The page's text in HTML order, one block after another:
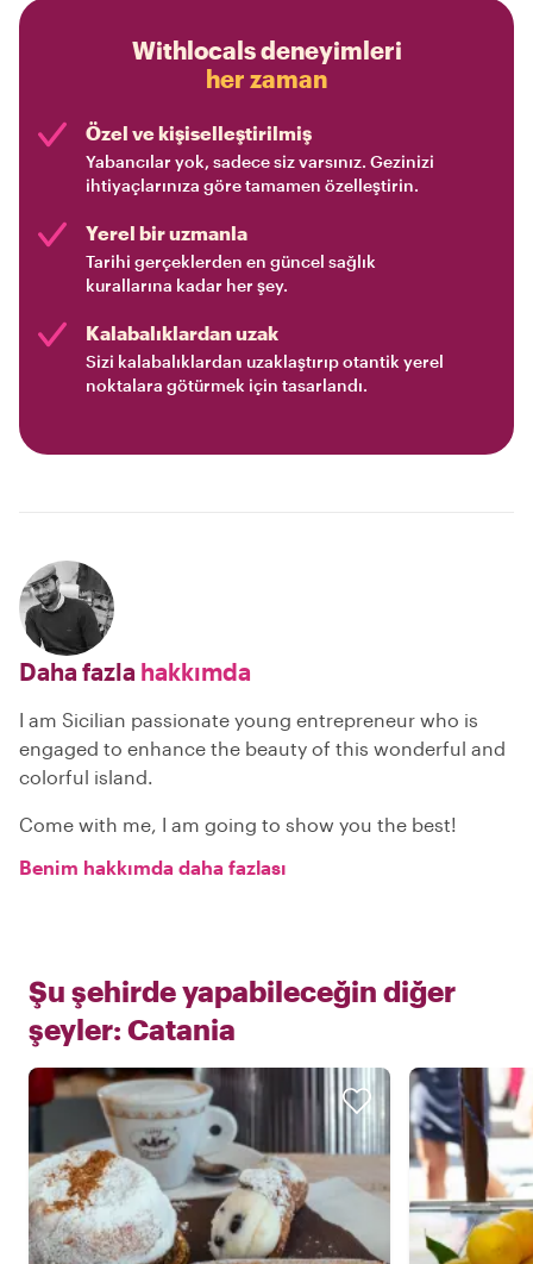
Withlocals deneyimleri
her zaman
Özel ve kişiselleştirilmiş
Yabancılar yok, sadece siz varsınız. Gezinizi
ihtiyaçlarınıza göre tamamen özelleştirin.
Yerel bir uzmanla
Tarihi gerçeklerden en güncel sağlık
kurallarına kadar her şey.
Kalabalıklardan uzak
Sizi kalabalıklardan uzaklaştırıp otantik yerel
noktalara götürmek için tasarlandı.
Daha fazla hakkımda
I am Sicilian passionate young entrepreneur who is
engaged to enhance the beauty of this wonderful and
colorful island.
Come with me, I am going to show you the best!
Benim hakkımda daha fazlası
Şu şehirde yapabileceğin diğer
şeyler: Catania